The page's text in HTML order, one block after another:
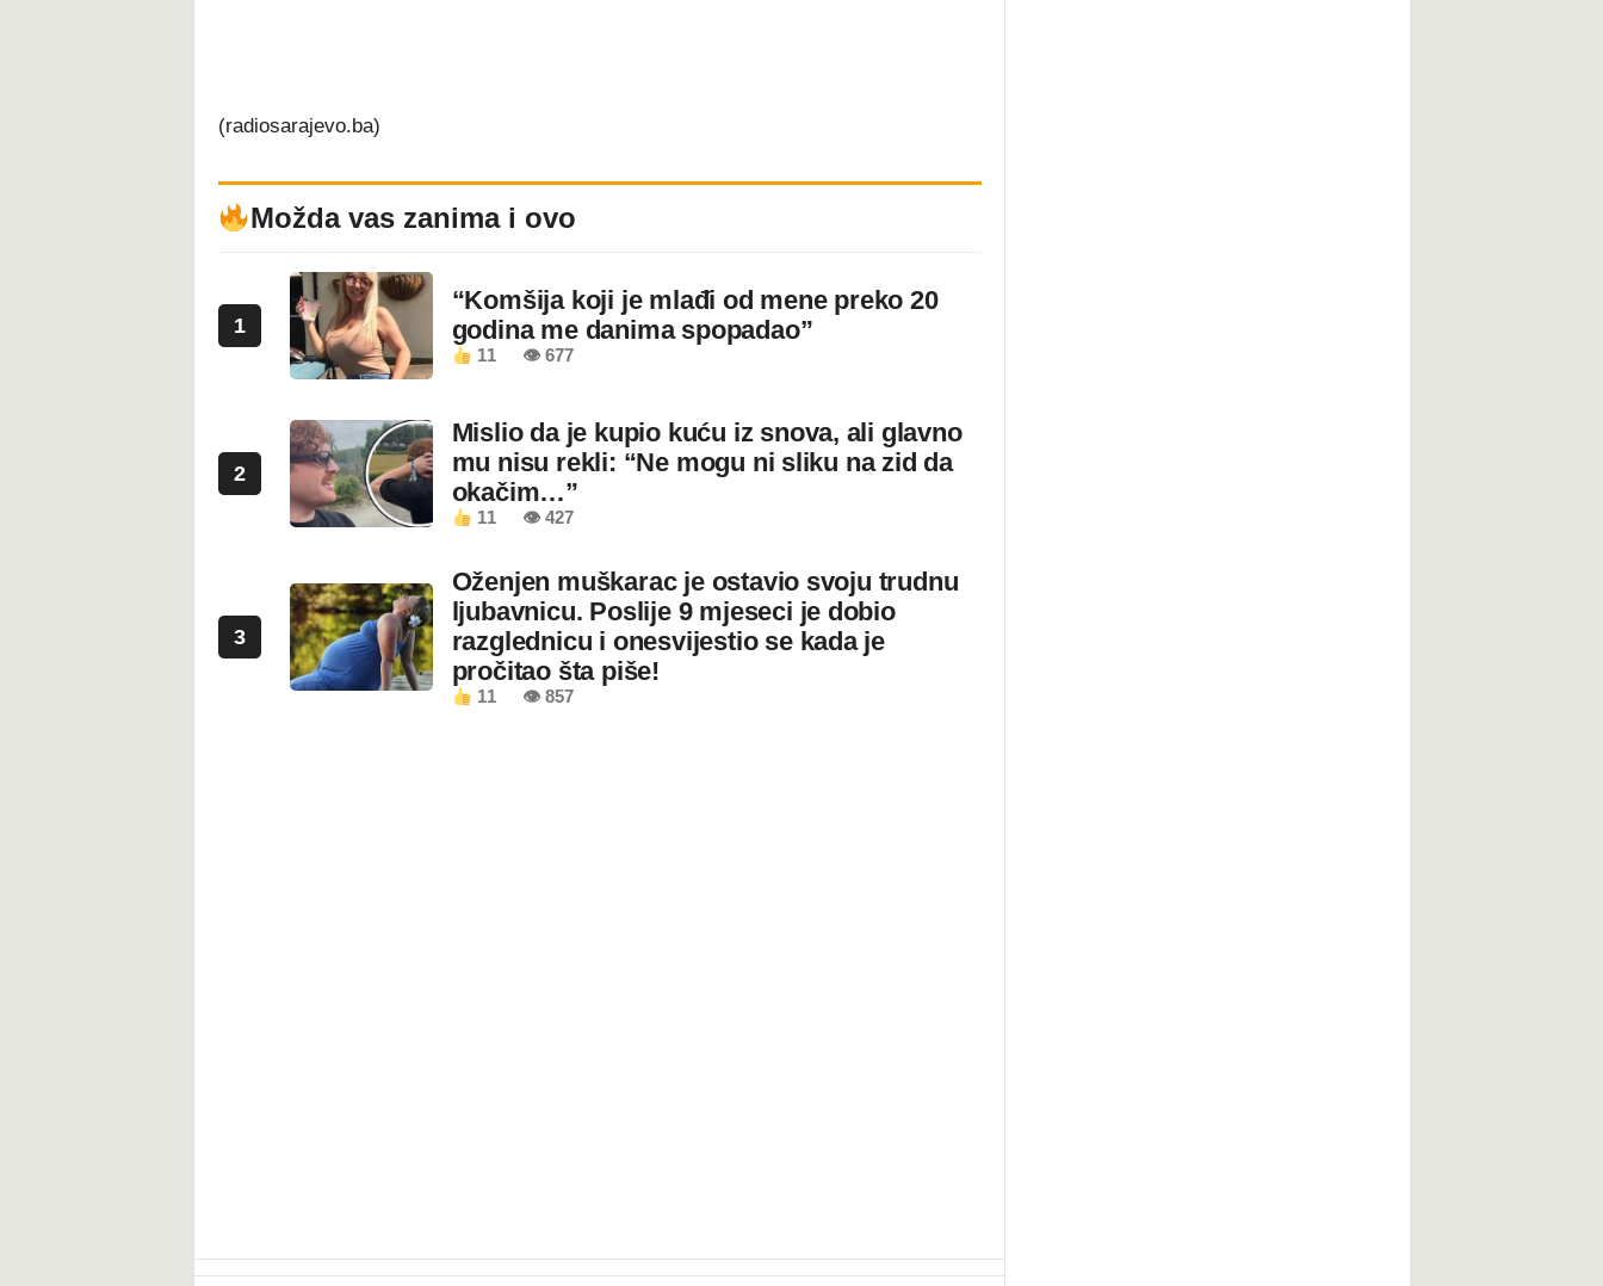
(radiosarajevo.ba)
Možda vas zanima i ovo
1
“Komšija koji je mlađi od mene preko 20
godina me danima spopadao”
11 👁 677
2
Mislio da je kupio kuću iz snova, ali glavno
mu nisu rekli: “Ne mogu ni sliku na zid da
okačim…”
11 👁 427
3
Oženjen muškarac je ostavio svoju trudnu
ljubavnicu. Poslije 9 mjeseci je dobio
razglednicu i onesvijestio se kada je
pročitao šta piše!
11 👁 857